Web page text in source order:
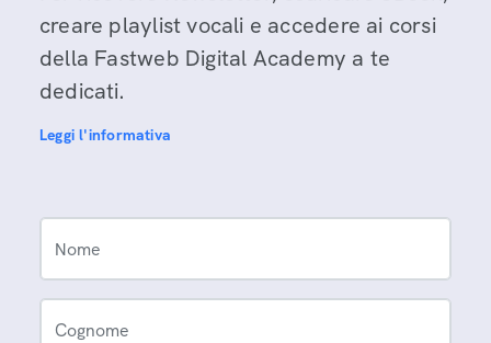
creare playlist vocali e accedere ai corsi
della Fastweb Digital Academy a te
dedicati.
Leggi l'informativa
Nome
Cognome